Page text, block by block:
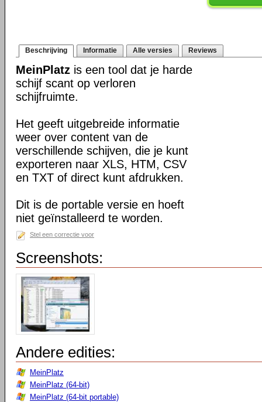
Beschrijving Informatie Alle versies Reviews
MeinPlatz is een tool dat je harde
schijf scant op verloren
schijfruimte.
Het geeft uitgebreide informatie
weer over content van de
verschillende schijven, die je kunt
exporteren naar XLS, HTM, CSV
en TXT of direct kunt afdrukken.
Dit is de portable versie en hoeft
niet geïnstalleerd te worden.
Stel een correctie voor
Screenshots:
Andere edities:
MeinPlatz
MeinPlatz (64-bit)
MeinPlatz (64-bit portable)